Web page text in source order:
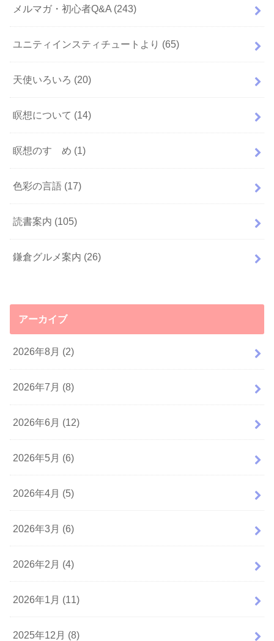
メルマガ・初心者Q&A (243)
ユニティインスティチュートより (65)
天使いろいろ (20)
瞑想について (14)
瞑想のすゝめ (1)
色彩の言語 (17)
読書案内 (105)
鎌倉グルメ案内 (26)
アーカイブ
2026年8月 (2)
2026年7月 (8)
2026年6月 (12)
2026年5月 (6)
2026年4月 (5)
2026年3月 (6)
2026年2月 (4)
2026年1月 (11)
2025年12月 (8)